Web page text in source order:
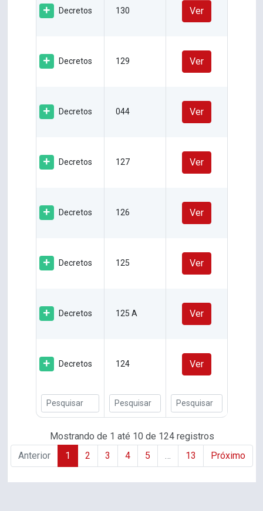
Decretos 130 Ver
Decretos 129 Ver
Decretos 044 Ver
Decretos 127 Ver
Decretos 126 Ver
Decretos 125 Ver
Decretos 125 A Ver
Decretos 124 Ver
Mostrando de 1 até 10 de 124 registros
Anterior
1 2 3 4 5 13 Próximo